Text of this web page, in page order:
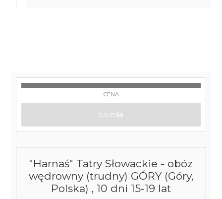
"Harnaś" Tatry Słowackie - obóz
wędrowny (trudny) GÓRY (Góry,
Polska) , 10 dni 15-19 lat
CENA
DALEJ